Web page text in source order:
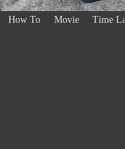
How To Movie Time